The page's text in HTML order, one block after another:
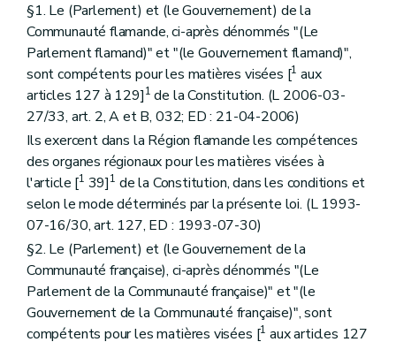
Art. 21
Art. 22
Art. 23
Chapitre II Des (Parlements). (L 2006-03-27/33, art. 2, C, 032; ED : 21-04-2006)
Section première De la composition
Art. 24
Art. 24bis
Art. 24
ter
Section première bis
Des élections. (L 1993-07-16/30, art. 11, ED : 08-06-1995)
Sous-section 1ère
Des électeurs. (L 1993-07-16/30, art. 11, ED : 08-06-1995)
Art. 25
Sous-section 2
De la répartition des électeurs et des bureaux de vote. (L 1993-07-16/30, art. 13, ED : 08-06-1995)
Art. 26
Art. 26bis
Art. 26ter
Art. 26
quater
Sous-section 3 De la convocation des électeurs. (L 1993-07-16/30, art. 18, ED : 08-06-1995)
Art. 27
Sous-section 4 Des candidatures et des bulletins de vote. (L 1993-07-16/30, art. 20, ED : 08-06-1995)
Art. 28
§1. Le (Parlement) et (le Gouvernement) de la
Communauté flamande, ci-après dénommés "(Le
Parlement flamand)" et "(le Gouvernement flamand)",
sont compétents pour les matières visées [1 aux
articles 127 à 129]1 de la Constitution. (L 2006-03-
27/33, art. 2, A et B, 032; ED : 21-04-2006)
Ils exercent dans la Région flamande les compétences
des organes régionaux pour les matières visées à
l'article [1 39]1 de la Constitution, dans les conditions et
selon le mode déterminés par la présente loi. (L 1993-
07-16/30, art. 127, ED : 1993-07-30)
§2. Le (Parlement) et (le Gouvernement de la
Communauté française), ci-après dénommés "(Le
Parlement de la Communauté française)" et "(le
Gouvernement de la Communauté française)", sont
compétents pour les matières visées [1 aux articles 127